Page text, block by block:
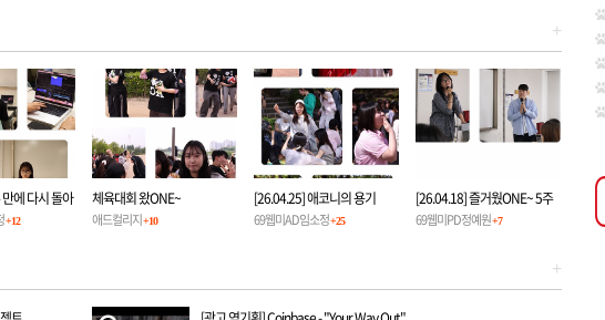
+
에 다시 돌아
정
+12
체육대회 왔ONE~
애드컬리지+10
[26.04.25] 애코니의 용기
ONE정대
69웹미AD임소정+25
[26.04.18] 즐거웠ONE~ 5주
차 정기일정
69웹미PD정예원+7
+